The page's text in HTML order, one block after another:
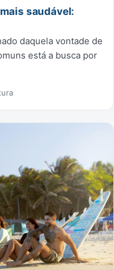
saudável:
daquela vontade de
está a busca por